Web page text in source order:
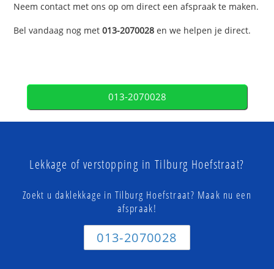
Neem contact met ons op om direct een afspraak te maken.
Bel vandaag nog met013-2070028 en we helpen je direct.
013-2070028
Lekkage of verstopping in Tilburg Hoefstraat?
Zoekt u daklekkage in Tilburg Hoefstraat? Maak nu een
afspraak!
013-2070028